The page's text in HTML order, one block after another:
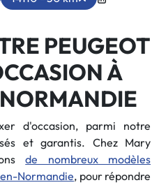
PEUGEOT
À
d'occasion, parmi notre
et garantis. Chez Mary
de nombreux modèles
Normandie, pour répondre